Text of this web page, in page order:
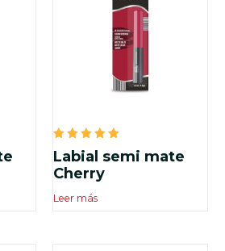
Valorado
en
5.00
de 5
Labial semi mate
Cherry
Leer más